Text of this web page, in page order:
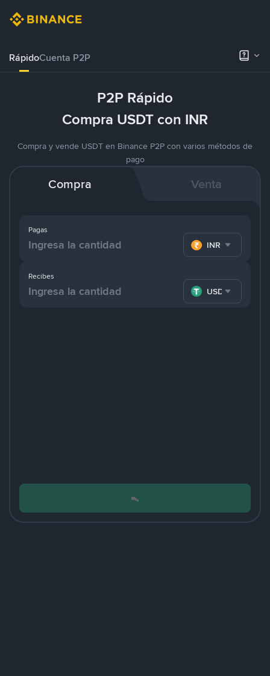
RápidoCuenta P2P
P2P Rápido
Compra USDT con INR
Compra y vende USDT en Binance P2P con varios métodos de
pago
Compra Venta
Pagas
INR
Recibes
USDT